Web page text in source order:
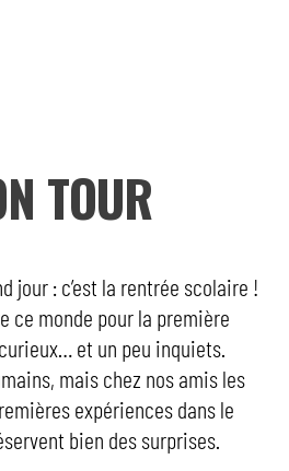
TOUR
jour : c’est la rentrée scolaire !
ce monde pour la première
et un peu inquiets.
mais chez nos amis les
expériences dans le
bien des surprises.